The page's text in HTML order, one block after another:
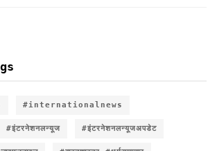
#internationalnews
#इंटरनेशनलन्यूज #इंटरनेशनलन्यूजअपडेट